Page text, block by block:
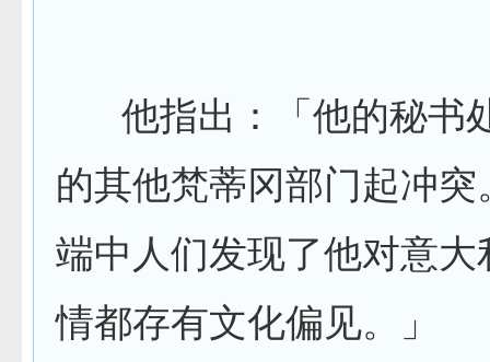
他指出：「他的秘书
的其他梵蒂冈部门起冲突
端中人们发现了他对意大
情都存有文化偏见。」